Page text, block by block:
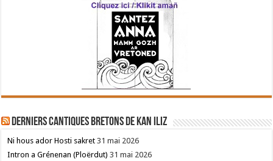
Derniers cantiques bretons de Kan Iliz
Ni hous ador Hosti sakret 31 mai 2026
Intron a Grénenan (Ploërdut) 31 mai 2026